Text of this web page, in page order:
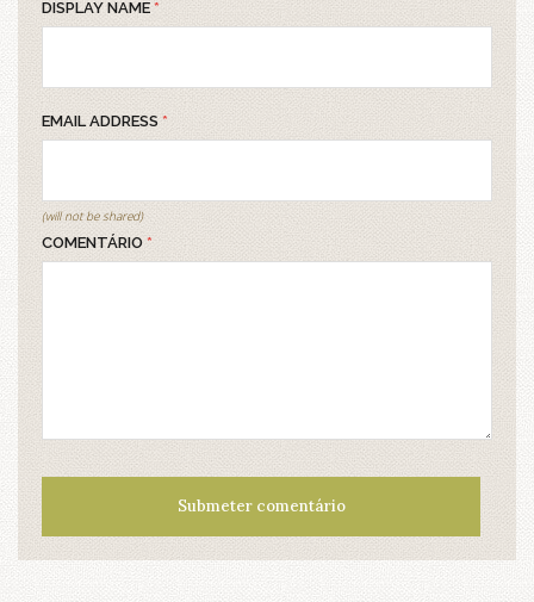
DISPLAY NAME *
EMAIL ADDRESS *
(will not be shared)
COMENTÁRIO *